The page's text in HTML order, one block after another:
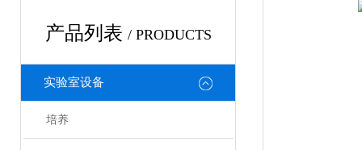
产品列表 / PRODUCTS
实验室设备
培养